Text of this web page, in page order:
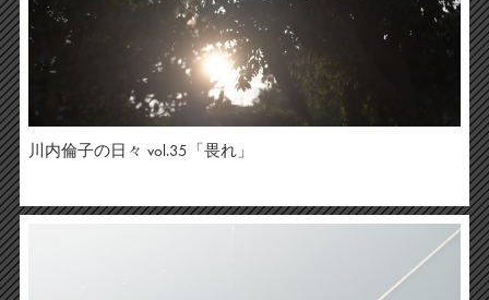
川内倫子の日々 vol.35「畏れ」